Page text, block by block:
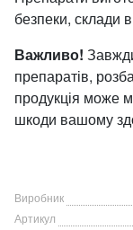
безпеки, склади
Важливо!
препаратів,
продукція може
шкоди вашому
Виробник
Артикул